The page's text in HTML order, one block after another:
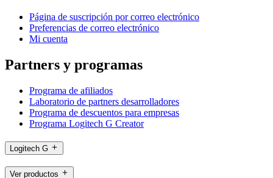
Página de suscripción por correo electrónico
Preferencias de correo electrónico
Mi cuenta
Partners y programas
Programa de afiliados
Laboratorio de partners desarrolladores
Programa de descuentos para empresas
Programa Logitech G Creator
Logitech G
Ver productos